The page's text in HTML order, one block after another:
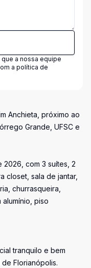
a nossa equipe
a política de
Anchieta, próximo ao
Grande, UFSC e
com 3 suítes, 2
closet, sala de jantar,
churrasqueira,
piso
tranquilo e bem
Florianópolis.